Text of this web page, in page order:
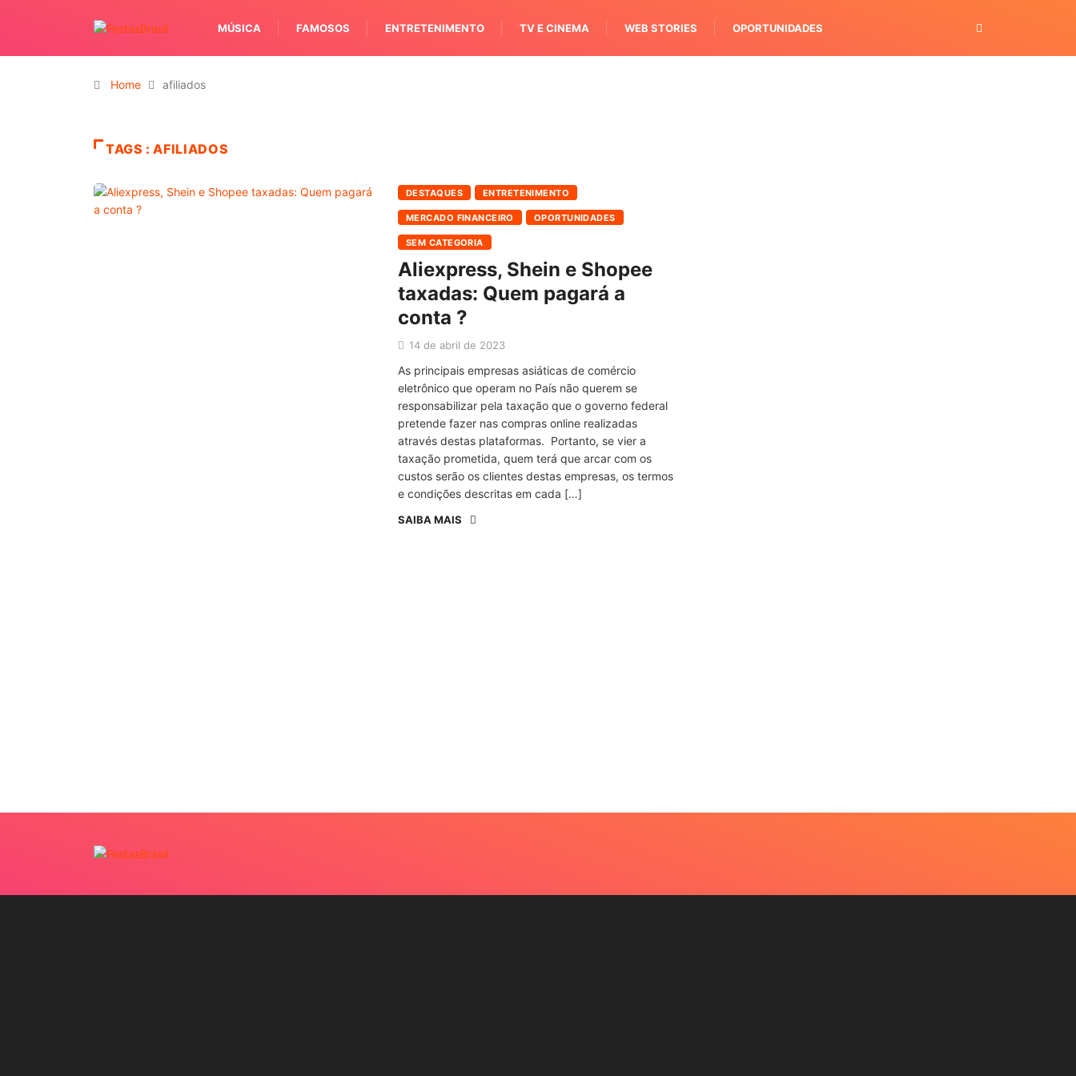
MÚSICA FAMOSOS ENTRETENIMENTO TV E CINEMA WEB STORIES OPORTUNIDADES
Home afiliados
TAGS : AFILIADOS
DESTAQUES ENTRETENIMENTO
MERCADO FINANCEIRO OPORTUNIDADES
SEM CATEGORIA
Aliexpress, Shein e Shopee
taxadas: Quem pagará a
conta ?
14 de abril de 2023
As principais empresas asiáticas de comércio
eletrônico que operam no País não querem se
responsabilizar pela taxação que o governo federal
pretende fazer nas compras online realizadas
através destas plataformas. Portanto, se vier a
taxação prometida, quem terá que arcar com os
custos serão os clientes destas empresas, os termos
e condições descritas em cada […]
SAIBA MAIS